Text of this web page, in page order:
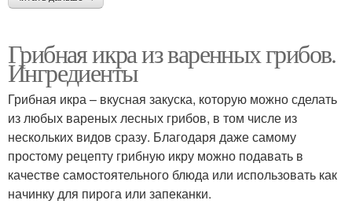
Грибная икра из варенных грибов.
Ингредиенты
Грибная икра – вкусная закуска, которую можно сделать
из любых вареных лесных грибов, в том числе из
нескольких видов сразу. Благодаря даже самому
простому рецепту грибную икру можно подавать в
качестве самостоятельного блюда или использовать как
начинку для пирога или запеканки.